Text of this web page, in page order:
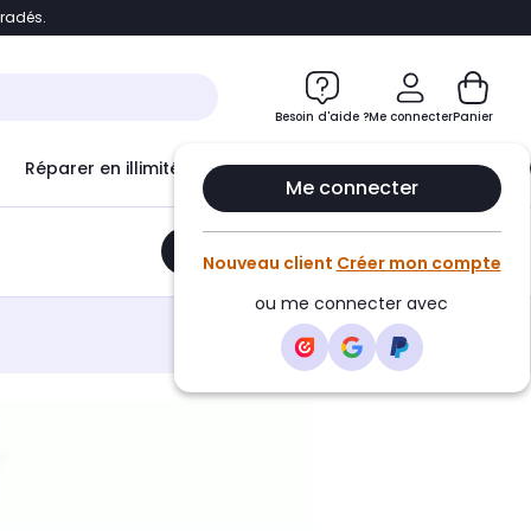
Accéder directement au chatbot
Besoin d'aide ?Me connecter
Me connecter
Nouveau client Créer mon compte
ou me connecter avec
Panier
Réparer en illimité avec Le Club Infinity
Ajouter au panier